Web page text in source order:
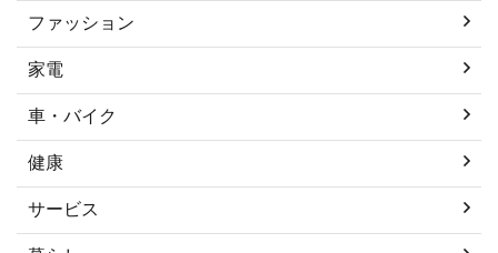
ファッション
家電
車・バイク
健康
サービス